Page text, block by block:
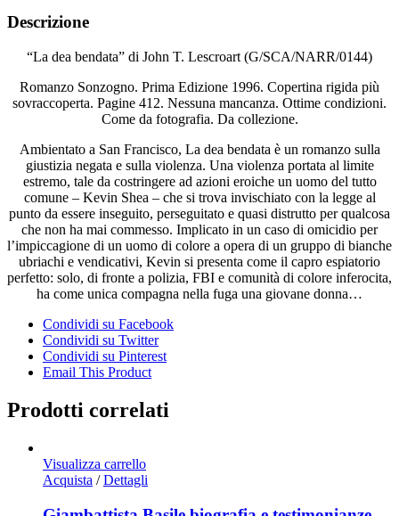
Lescroart
Descrizione
“La dea bendata” di John T. Lescroart (G/SCA/NARR/0144)
Romanzo Sonzogno. Prima Edizione 1996. Copertina rigida più
sovraccoperta. Pagine 412. Nessuna mancanza. Ottime condizioni.
Come da fotografia. Da collezione.
Ambientato a San Francisco, La dea bendata è un romanzo sulla
giustizia negata e sulla violenza. Una violenza portata al limite
estremo, tale da costringere ad azioni eroiche un uomo del tutto
comune – Kevin Shea – che si trova invischiato con la legge al
punto da essere inseguito, perseguitato e quasi distrutto per qualcosa
che non ha mai commesso. Implicato in un caso di omicidio per
l’impiccagione di un uomo di colore a opera di un gruppo di bianche
ubriachi e vendicativi, Kevin si presenta come il capro espiatorio
perfetto: solo, di fronte a polizia, FBI e comunità di colore inferocita,
ha come unica compagna nella fuga una giovane donna…
Condividi su Facebook
Condividi su Twitter
Condividi su Pinterest
Email This Product
Prodotti correlati
Visualizza carrello
Acquista / Dettagli